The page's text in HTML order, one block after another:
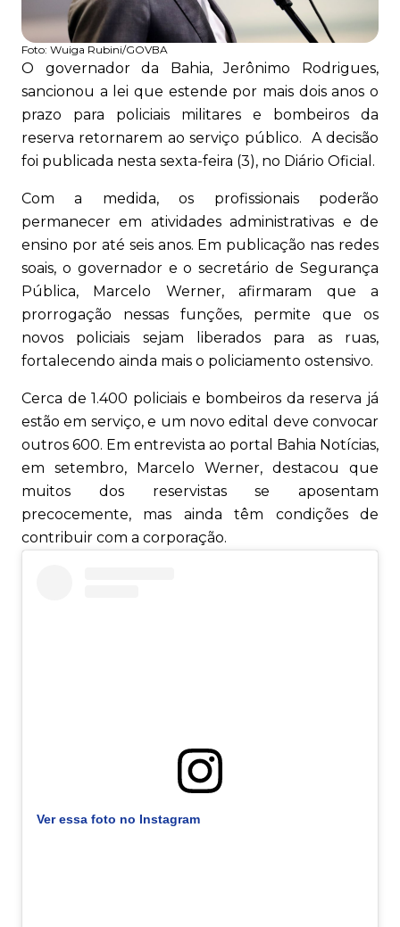
Foto: Wuiga Rubini/GOVBA
O governador da Bahia, Jerônimo Rodrigues,
sancionou a lei que estende por mais dois anos o
prazo para policiais militares e bombeiros da
reserva retornarem ao serviço público. A decisão
foi publicada nesta sexta-feira (3), no Diário Oficial.
Com a medida, os profissionais poderão
permanecer em atividades administrativas e de
ensino por até seis anos. Em publicação nas redes
soais, o governador e o secretário de Segurança
Pública, Marcelo Werner, afirmaram que a
prorrogação nessas funções, permite que os
novos policiais sejam liberados para as ruas,
fortalecendo ainda mais o policiamento ostensivo.
Cerca de 1.400 policiais e bombeiros da reserva já
estão em serviço, e um novo edital deve convocar
outros 600. Em entrevista ao portal Bahia Notícias,
em setembro, Marcelo Werner, destacou que
muitos dos reservistas se aposentam
precocemente, mas ainda têm condições de
contribuir com a corporação.
Ver essa foto no Instagram